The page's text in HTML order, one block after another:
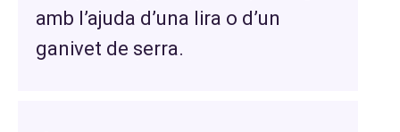
amb l’ajuda d’una lira o d’un
ganivet de serra.